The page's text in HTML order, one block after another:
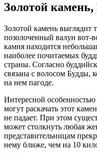
Золотой
Золотой камень выглядит
позолоченный валун вот-
камня находится
наиболее почитаемых
страны. Согласно
связана с волосом Будды,
на нем пагоде.
Интересной особенностью
могут раскачать этот
не падает. При этом
может столкнуть любая
представительницам
нему ближе, чем на 10